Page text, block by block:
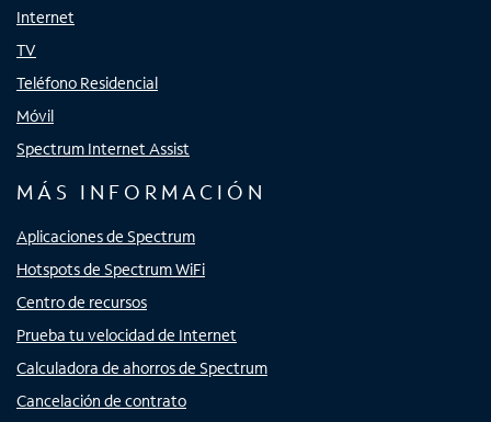
Internet
TV
Teléfono Residencial
Móvil
Spectrum Internet Assist
MÁS INFORMACIÓN
Aplicaciones de Spectrum
Hotspots de Spectrum WiFi
Centro de recursos
Prueba tu velocidad de Internet
Calculadora de ahorros de Spectrum
Cancelación de contrato